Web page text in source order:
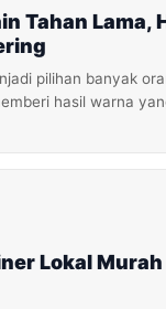
Tahan Lama,
pilihan banyak
hasil warna
Lokal